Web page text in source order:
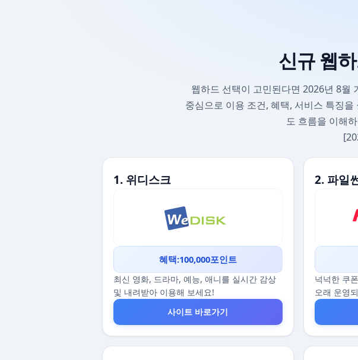
신규 웹
웹하드 선택이 고민된다면 2026년 8월
중심으로 이용 조건, 혜택, 서비스 특징
도 흐름을 이해
1. 위디스크
혜택:100,000포인트
최신 영화, 드라마, 예능, 애니를 실시간 감상
및 내려받아 이용해 보세요!
사이트 바로가기
2. 파일
넉넉한 쿠
오래 운영